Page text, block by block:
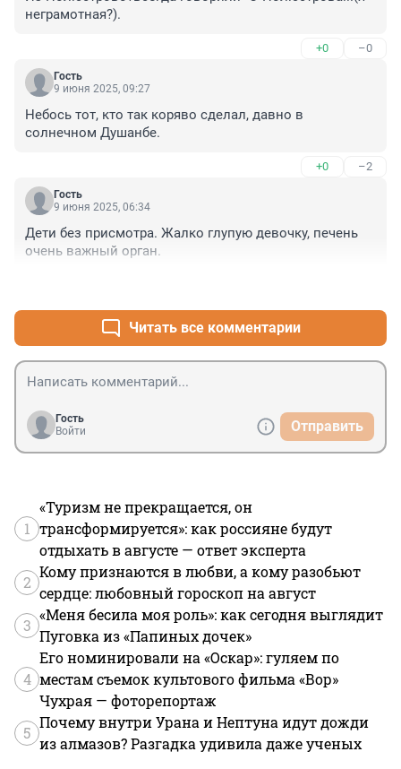
неграмотная?).
+0 –0
Гость
9 июня 2025, 09:27
Небось тот, кто так коряво сделал, давно в
солнечном Душанбе.
+0 –2
Гость
9 июня 2025, 06:34
Дети без присмотра. Жалко глупую девочку, печень
очень важный орган.
Читать все комментарии
Гость
Войти
Отправить
1
«Туризм не прекращается, он
трансформируется»: как россияне будут
отдыхать в августе — ответ эксперта
2
Кому признаются в любви, а кому разобьют
сердце: любовный гороскоп на август
3
«Меня бесила моя роль»: как сегодня выглядит
Пуговка из «Папиных дочек»
4
Его номинировали на «Оскар»: гуляем по
местам съемок культового фильма «Вор»
Чухрая — фоторепортаж
5
Почему внутри Урана и Нептуна идут дожди
из алмазов? Разгадка удивила даже ученых